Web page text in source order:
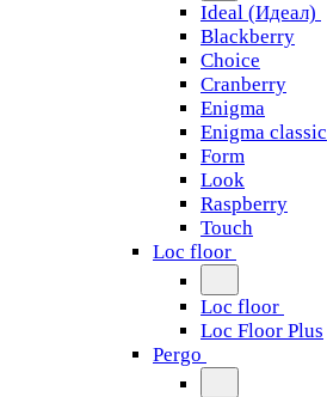
Ideal (Идеал)
Blackberry
Choice
Cranberry
Enigma
Enigma classic
Form
Look
Raspberry
Touch
Loc floor
Loc floor
Loc Floor Plus
Pergo